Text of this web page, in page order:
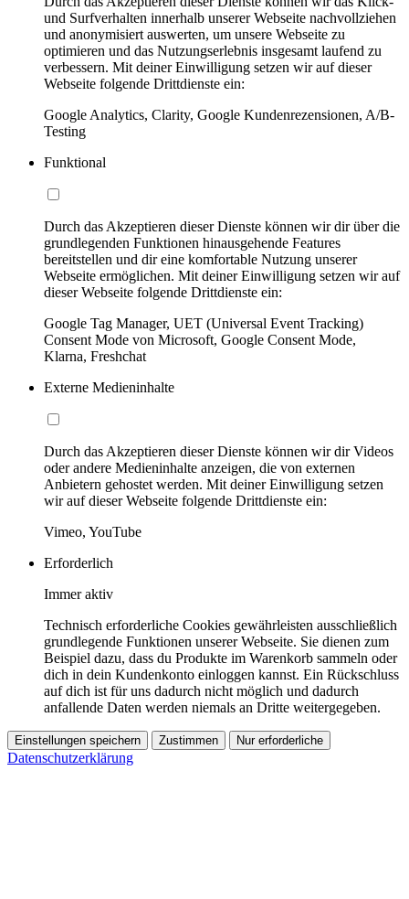
und Surfverhalten innerhalb unserer Webseite nachvollziehen
und anonymisiert auswerten, um unsere Webseite zu
optimieren und das Nutzungserlebnis insgesamt laufend zu
verbessern. Mit deiner Einwilligung setzen wir auf dieser
Webseite folgende Drittdienste ein:
Google Analytics, Clarity, Google Kundenrezensionen, A/B-
Testing
Funktional
Durch das Akzeptieren dieser Dienste können wir dir über die
grundlegenden Funktionen hinausgehende Features
bereitstellen und dir eine komfortable Nutzung unserer
Webseite ermöglichen. Mit deiner Einwilligung setzen wir auf
dieser Webseite folgende Drittdienste ein:
Google Tag Manager, UET (Universal Event Tracking)
Consent Mode von Microsoft, Google Consent Mode,
Klarna, Freshchat
Externe Medieninhalte
Durch das Akzeptieren dieser Dienste können wir dir Videos
oder andere Medieninhalte anzeigen, die von externen
Anbietern gehostet werden. Mit deiner Einwilligung setzen
wir auf dieser Webseite folgende Drittdienste ein:
Vimeo, YouTube
Erforderlich
Immer aktiv
Technisch erforderliche Cookies gewährleisten ausschließlich
grundlegende Funktionen unserer Webseite. Sie dienen zum
Beispiel dazu, dass du Produkte im Warenkorb sammeln oder
dich in dein Kundenkonto einloggen kannst. Ein Rückschluss
auf dich ist für uns dadurch nicht möglich und dadurch
anfallende Daten werden niemals an Dritte weitergegeben.
Einstellungen speichern Zustimmen Nur erforderliche
Datenschutzerklärung